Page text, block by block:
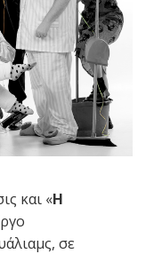
και «Η
σε